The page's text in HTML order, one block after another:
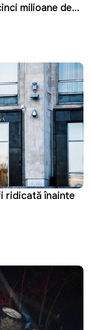
milioane de
ridicată înainte